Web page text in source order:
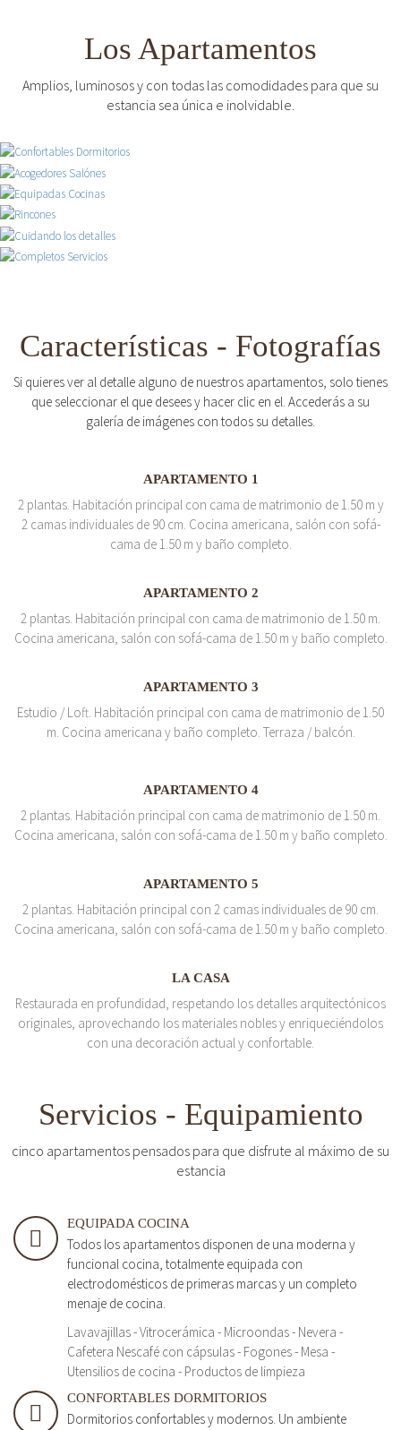
Los Apartamentos
Amplios, luminosos y con todas las comodidades para que su
estancia sea única e inolvidable.
Características - Fotografías
Si quieres ver al detalle alguno de nuestros apartamentos, solo tienes
que seleccionar el que desees y hacer clic en el. Accederás a su
galería de imágenes con todos su detalles.
APARTAMENTO 1
2 plantas. Habitación principal con cama de matrimonio de 1.50 m y
2 camas individuales de 90 cm. Cocina americana, salón con sofá-
cama de 1.50 m y baño completo.
APARTAMENTO 2
2 plantas. Habitación principal con cama de matrimonio de 1.50 m.
Cocina americana, salón con sofá-cama de 1.50 m y baño completo.
APARTAMENTO 3
Estudio / Loft. Habitación principal con cama de matrimonio de 1.50
m. Cocina americana y baño completo. Terraza / balcón.
APARTAMENTO 4
2 plantas. Habitación principal con cama de matrimonio de 1.50 m.
Cocina americana, salón con sofá-cama de 1.50 m y baño completo.
APARTAMENTO 5
2 plantas. Habitación principal con 2 camas individuales de 90 cm.
Cocina americana, salón con sofá-cama de 1.50 m y baño completo.
LA CASA
Restaurada en profundidad, respetando los detalles arquitectónicos
originales, aprovechando los materiales nobles y enriqueciéndolos
con una decoración actual y confortable.
Servicios - Equipamiento
cinco apartamentos pensados para que disfrute al máximo de su
estancia
EQUIPADA COCINA
Todos los apartamentos disponen de una moderna y
funcional cocina, totalmente equipada con
electrodomésticos de primeras marcas y un completo
menaje de cocina.
Lavavajillas - Vitrocerámica - Microondas - Nevera -
Cafetera Nescafé con cápsulas - Fogones - Mesa -
Utensilios de cocina - Productos de limpieza
CONFORTABLES DORMITORIOS
Dormitorios confortables y modernos. Un ambiente